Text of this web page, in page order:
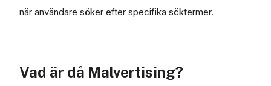
när användare söker efter specifika söktermer.
Vad är då Malvertising?